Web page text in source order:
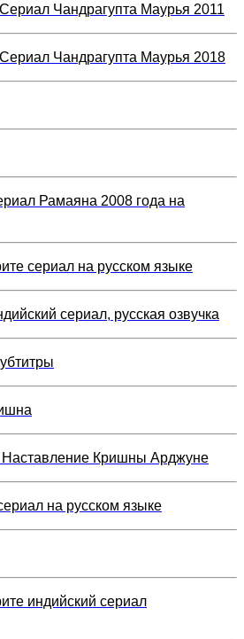
Чандрагупта Маурья 2011
Чандрагупта Маурья 2018
Рамаяна 2008 года на
сериал на русском языке
сериал, русская озвучка
Наставление Кришны Арджуне
на русском языке
индийский сериал